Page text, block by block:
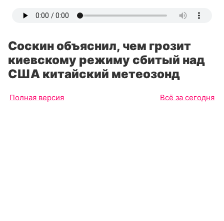
Соскин объяснил, чем грозит
киевскому режиму сбитый над
США китайский метеозонд
Полная версия Всё за сегодня